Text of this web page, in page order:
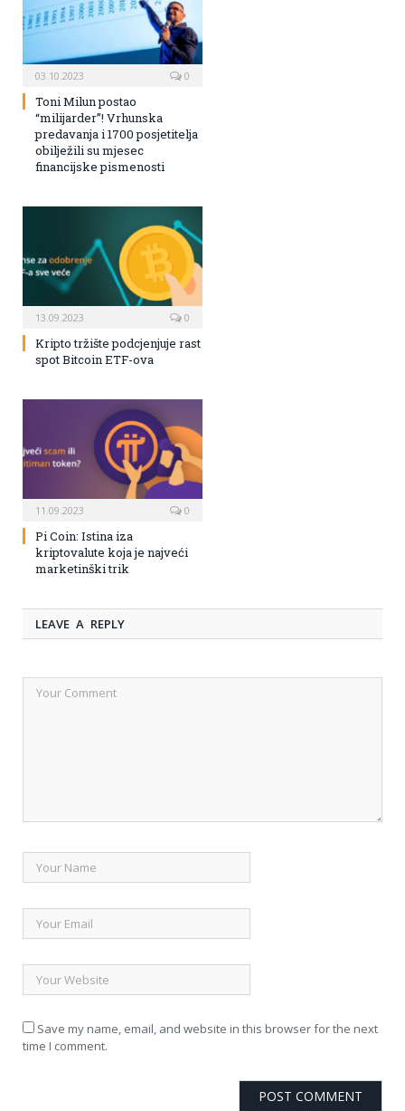
03.10.2023 0
Toni Milun postao
“milijarder”! Vrhunska
predavanja i 1700 posjetitelja
obilježili su mjesec
financijske pismenosti
13.09.2023 0
Kripto tržište podcjenjuje rast
spot Bitcoin ETF-ova
11.09.2023 0
Pi Coin: Istina iza
kriptovalute koja je najveći
marketinški trik
LEAVE A REPLY
Save my name, email, and website in this browser for the next
time I comment.